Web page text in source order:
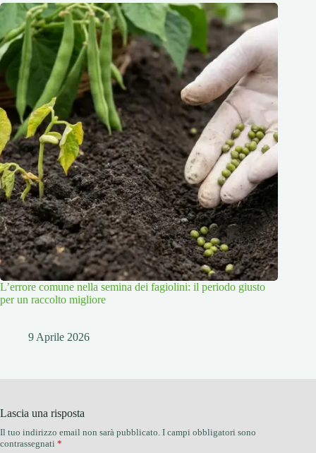
L’errore comune nella semina dei fagiolini: il periodo giusto
per un raccolto migliore
9 Aprile 2026
Lascia una risposta
Il tuo indirizzo email non sarà pubblicato. I campi obbligatori sono
contrassegnati *